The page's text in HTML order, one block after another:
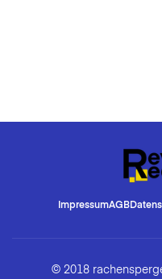
ImpressumAGB
© 2018